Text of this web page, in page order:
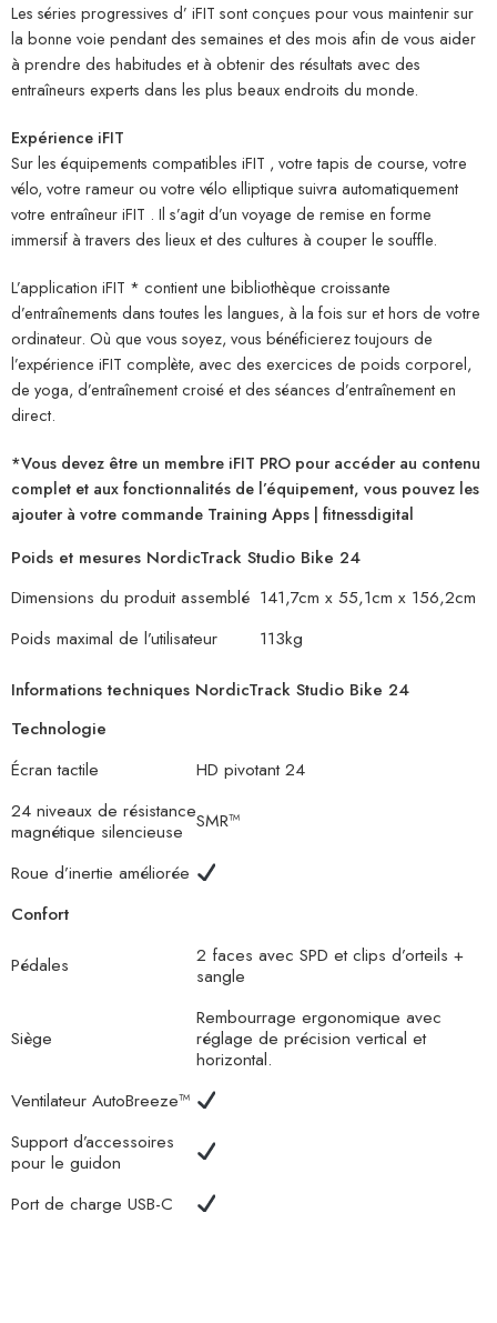
Les séries progressives d’ iFIT sont conçues pour vous maintenir sur
la bonne voie pendant des semaines et des mois afin de vous aider
à prendre des habitudes et à obtenir des résultats avec des
entraîneurs experts dans les plus beaux endroits du monde.
Expérience iFIT
Sur les équipements compatibles iFIT , votre tapis de course, votre
vélo, votre rameur ou votre vélo elliptique suivra automatiquement
votre entraîneur iFIT . Il s’agit d’un voyage de remise en forme
immersif à travers des lieux et des cultures à couper le souffle.
L’application iFIT * contient une bibliothèque croissante
d’entraînements dans toutes les langues, à la fois sur et hors de votre
ordinateur. Où que vous soyez, vous bénéficierez toujours de
l’expérience iFIT complète, avec des exercices de poids corporel,
de yoga, d’entraînement croisé et des séances d’entraînement en
direct.
*Vous devez être un membre iFIT PRO pour accéder au contenu
complet et aux fonctionnalités de l’équipement, vous pouvez les
ajouter à votre commande Training Apps | fitnessdigital
Poids et mesures NordicTrack Studio Bike 24
Dimensions du produit assemblé 141,7cm x 55,1cm x 156,2cm
Poids maximal de l’utilisateur
113kg
Informations techniques NordicTrack Studio Bike 24
Technologie
Écran tactile
HD pivotant 24
24 niveaux de résistance
magnétique silencieuse SMR™
Roue d’inertie améliorée
Confort
Pédales
2 faces avec SPD et clips d’orteils +
sangle
Siège
Rembourrage ergonomique avec
réglage de précision vertical et
horizontal.
Ventilateur AutoBreeze™
Support d’accessoires
pour le guidon
Port de charge USB-C